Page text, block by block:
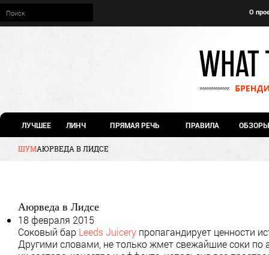
О
ЛУЧШЕЕ ЛИНЧ ПРЯМАЯ РЕЧЬ ПРАВИЛА ОБЗОРЫ
ШУМАЮРВЕДА В ЛИДСЕ
Аюрведа в Лидсе
18 февраля 2015
Соковый бар Leeds Juicery пропагандирует ценности
Другими словами, не только жмет свежайшие соки